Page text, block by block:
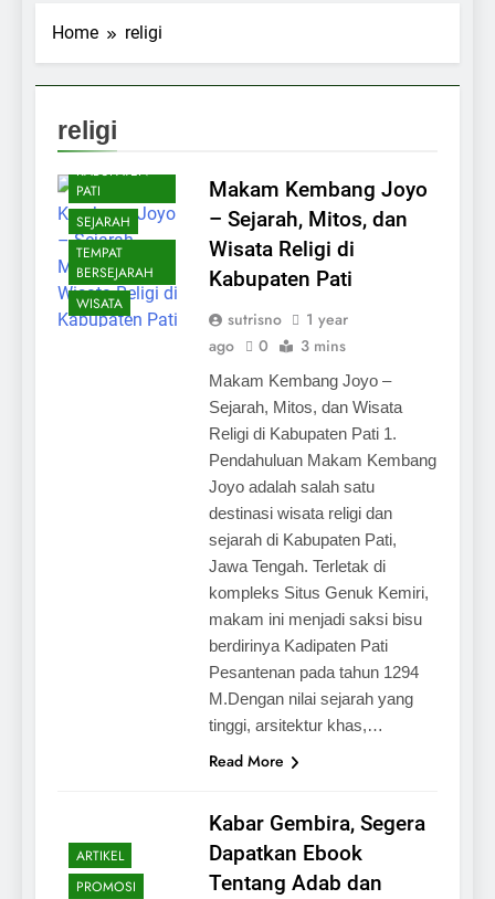
Home religi
religi
ARTIKEL
TENGAH
INFO
KABUPATEN
PATI
SEJARAH
TEMPAT
BERSEJARAH
WISATA
Makam Kembang Joyo
– Sejarah, Mitos, dan
Wisata Religi di
Kabupaten Pati
sutrisno
1 year
ago
0 3 mins
Makam Kembang Joyo –
Sejarah, Mitos, dan Wisata
Religi di Kabupaten Pati 1.
Pendahuluan Makam Kembang
Joyo adalah salah satu
destinasi wisata religi dan
sejarah di Kabupaten Pati,
Jawa Tengah. Terletak di
kompleks Situs Genuk Kemiri,
makam ini menjadi saksi bisu
berdirinya Kadipaten Pati
Pesantenan pada tahun 1294
M.Dengan nilai sejarah yang
tinggi, arsitektur khas,…
Read More
ARTIKEL
PROMOSI
Kabar Gembira, Segera
Dapatkan Ebook
Tentang Adab dan